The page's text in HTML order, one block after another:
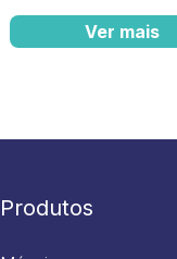
Ver mais
Produtos